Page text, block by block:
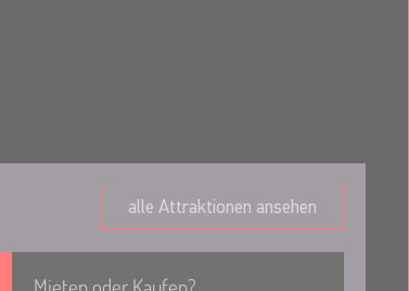
alle Attraktionen ansehen